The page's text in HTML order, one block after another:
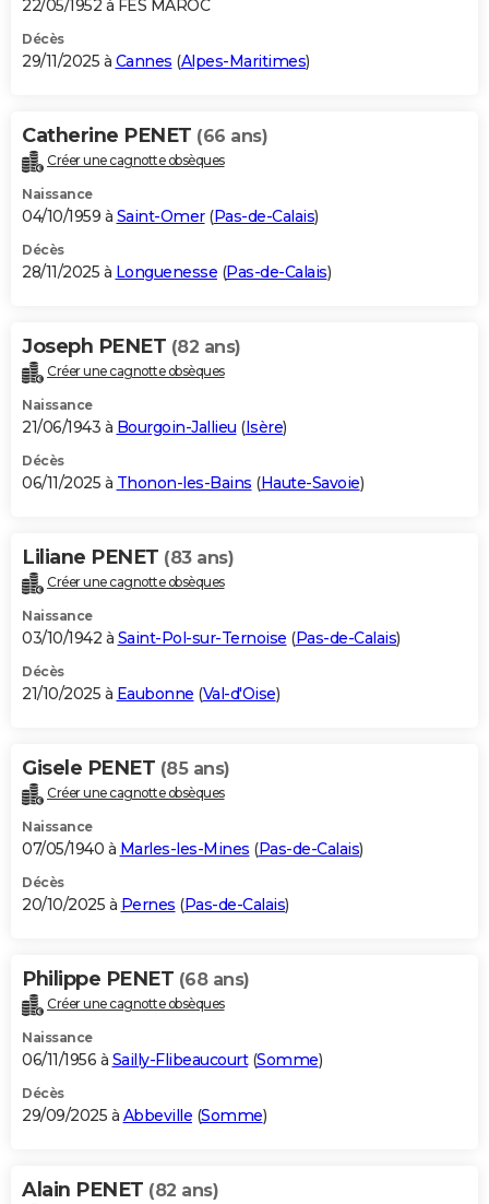
22/05/1952 à FES MAROC
Décès
29/11/2025 à Cannes (Alpes-Maritimes)
Catherine PENET (66 ans)
Créer une cagnotte obsèques
Naissance
04/10/1959 à Saint-Omer(Pas-de-Calais)
Décès
28/11/2025 à Longuenesse (Pas-de-Calais)
Joseph PENET (82 ans)
Créer une cagnotte obsèques
Naissance
21/06/1943 à Bourgoin-Jallieu (Isère)
Décès
06/11/2025 à Thonon-les-Bains (Haute-Savoie)
Liliane PENET (83 ans)
Créer une cagnotte obsèques
Naissance
03/10/1942 à Saint-Pol-sur-Ternoise (Pas-de-Calais)
Décès
21/10/2025 à Eaubonne (Val-d'Oise)
Gisele PENET (85 ans)
Créer une cagnotte obsèques
Naissance
07/05/1940 à Marles-les-Mines (Pas-de-Calais)
Décès
20/10/2025 à Pernes (Pas-de-Calais)
Philippe PENET (68 ans)
Créer une cagnotte obsèques
Naissance
06/11/1956 à Sailly-Flibeaucourt(Somme)
Décès
29/09/2025 à Abbeville (Somme)
Alain PENET (82 ans)